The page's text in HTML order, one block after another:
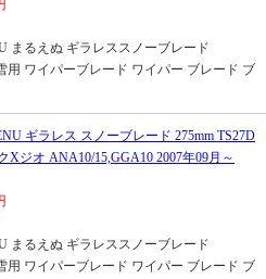
まるえぬ ギラレススノーブレード
用 ワイパーブレード ワイパー ブレード ブ
ギラレス スノーブレード 275mm TS27D
Xジオ ANA10/15,GGA10 2007年09月～
まるえぬ ギラレススノーブレード
用 ワイパーブレード ワイパー ブレード ブ